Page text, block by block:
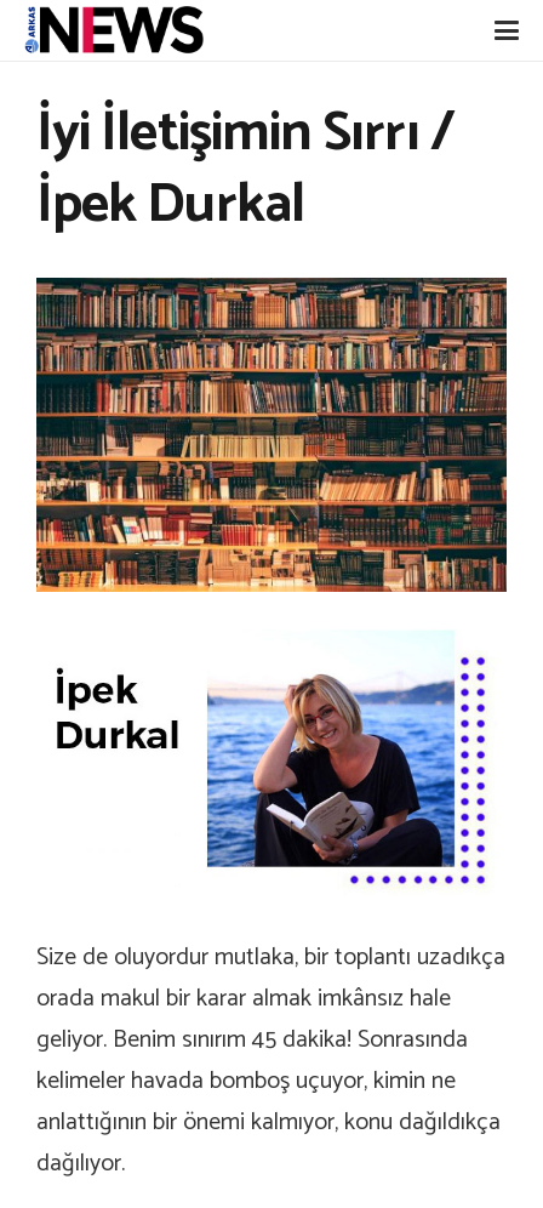
İyi İletişimin Sırrı /
İpek Durkal
Size de oluyordur mutlaka, bir toplantı uzadıkça
orada makul bir karar almak imkânsız hale
geliyor. Benim sınırım 45 dakika! Sonrasında
kelimeler havada bomboş uçuyor, kimin ne
anlattığının bir önemi kalmıyor, konu dağıldıkça
dağılıyor.